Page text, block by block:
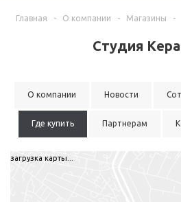
Главная - О компании - Магазины -
Студия
О компании Новости
Где купить Партнерам
загрузка карты...